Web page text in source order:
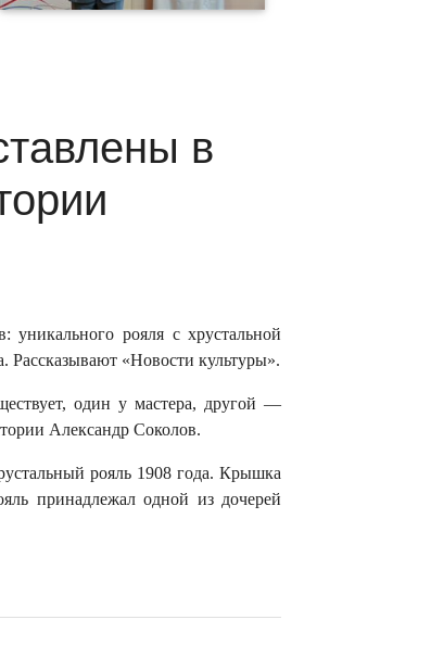
в
уникального рояля с хрустальной
Рассказывают «Новости культуры».
один у мастера, другой —
Александр Соколов.
рояль 1908 года. Крышка
принадлежал одной из дочерей